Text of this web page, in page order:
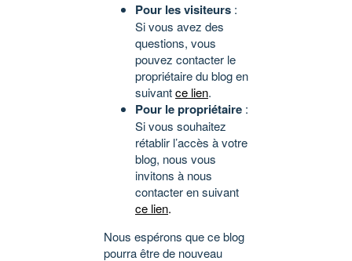
Pour les visiteurs :
Si vous avez des
questions, vous
pouvez contacter le
propriétaire du blog en
suivantce lien.
Pour le propriétaire :
Si vous souhaitez
rétablir l’accès à votre
blog, nous vous
invitons à nous
contacter en suivant
ce lien.
Nous espérons que ce blog
pourra être de nouveau